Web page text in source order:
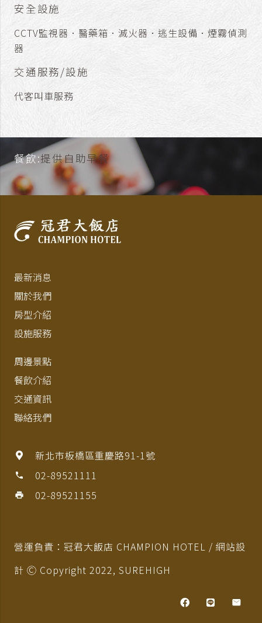
安全設施
CCTV監視器．醫藥箱．滅火器．逃生設備．煙霧偵測
器
交通服務/設施
代客叫車服務
餐飲:提供自助早餐
最新消息
關於我們
房型介紹
設施服務
周邊景點
餐飲介紹
交通資訊
聯絡我們
新北市板橋區重慶路91-1號
phone 02-89521111
print 02-89521155
營運負責：冠君大飯店 CHAMPION HOTEL / 網站設
計 Ⓒ Copyright 2022, SUREHIGH